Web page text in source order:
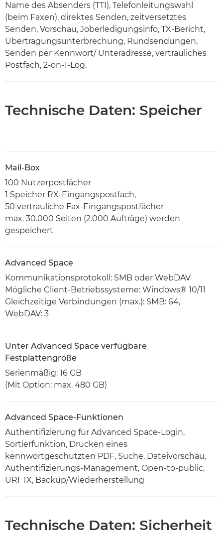
Name des Absenders (TTI), Telefonleitungswahl
(beim Faxen), direktes Senden, zeitversetztes
Senden, Vorschau, Joberledigungsinfo, TX-Bericht,
Übertragungsunterbrechung, Rundsendungen,
Senden per Kennwort/ Unteradresse, vertrauliches
Postfach, 2-on-1-Log.
Technische Daten: Speicher
Mail-Box
100 Nutzerpostfächer
1 Speicher RX-Eingangspostfach,
50 vertrauliche Fax-Eingangspostfächer
max. 30.000 Seiten (2.000 Aufträge) werden
gespeichert
Advanced Space
Kommunikationsprotokoll: SMB oder WebDAV
Mögliche Client-Betriebssysteme: Windows® 10/11
Gleichzeitige Verbindungen (max.): SMB: 64,
WebDAV: 3
Unter Advanced Space verfügbare
Festplattengröße
Serienmäßig: 16 GB
(Mit Option: max. 480 GB)
Advanced Space-Funktionen
Authentifizierung für Advanced Space-Login,
Sortierfunktion, Drucken eines
kennwortgeschützten PDF, Suche, Dateivorschau,
Authentifizierungs-Management, Open-to-public,
URI TX, Backup/Wiederherstellung
Technische Daten: Sicherheit